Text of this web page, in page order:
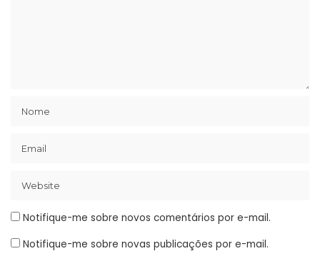
Notifique-me sobre novos comentários por e-mail.
Notifique-me sobre novas publicações por e-mail.